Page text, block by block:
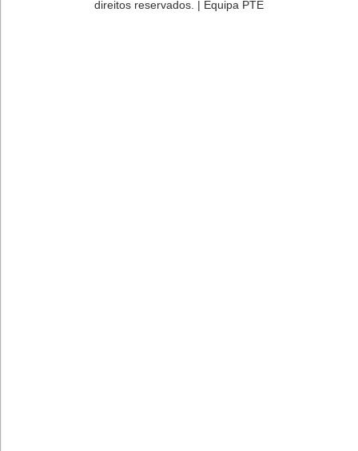
direitos reservados. | Equipa PTE